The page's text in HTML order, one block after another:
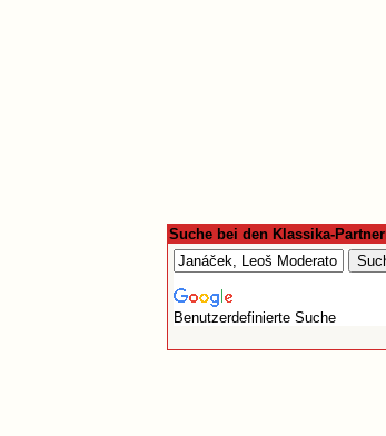
Suche bei den Klassika-
Benutzerdefinierte Suche